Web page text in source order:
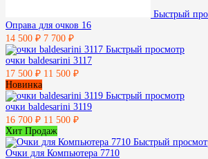
Быстрый
Оправа для очков 16
14 500 ₽ 7 700 ₽
Быстрый просмотр
очки baldesarini 3117
17 500 ₽ 11 500 ₽
Новинка
Быстрый просмотр
очки baldesarini 3119
16 700 ₽ 11 500 ₽
Хит Продаж
Быстрый
Очки для Компьютера 7710